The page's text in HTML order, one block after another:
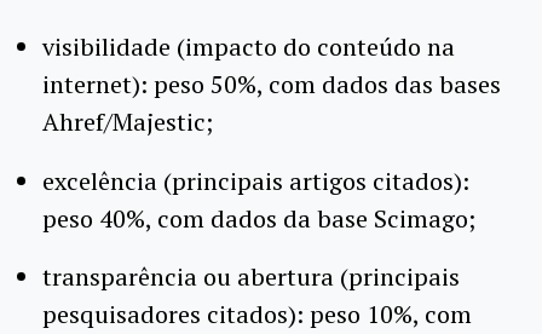
visibilidade (impacto do conteúdo na
internet): peso 50%, com dados das bases
Ahref/Majestic;
excelência (principais artigos citados):
peso 40%, com dados da base Scimago;
transparência ou abertura (principais
pesquisadores citados): peso 10%, com